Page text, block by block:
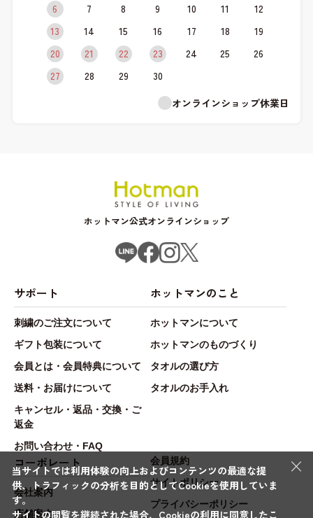
6
7 8 9 10 11
12
13
14 15 16 17 18
19
20
21 22 23 24 25
26
27
28 29
30
オンラインショップ休業日
ホットマン公式オンラインショップ
サポート
刺繍のご注文について
ギフト包装について
会員とは・会員特典について
送料・お届けについて
キャンセル・返品・交換・ご
返金
お問い合わせ・FAQ
ホットマンのこと
ホットマンについて
ホットマンのものづくり
タオルの選び方
タオルのお手入れ
コーポレート
会社案内
店舗案内
会員規約
サイトポリシー
プライバシーポリシー
×
当サイトでは利用体験の向上およびコンテンツの最適な提
供、トラフィックの分析を目的としてCookieを使用していま
す。
サイトの閲覧を継続された場合、Cookieの利用に同意したこ